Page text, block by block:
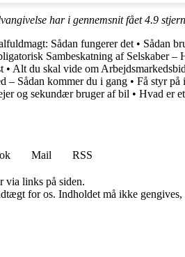
har i gennemsnit fået4.9
Sådan fungerer det • Sådan
Sambeskatning af Selskaber –
• Alt du skal vide om
– Sådan kommer du i gang • Få styr på
og sekundær bruger af bil • Hvad er
Mail
RSS
via links på siden.
for os. Indholdet må ikke gengives,